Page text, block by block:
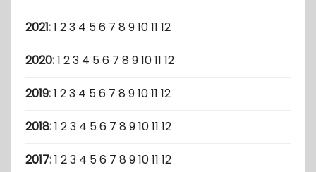
2021:1 23 4 56 7 8 91011 12
2020:1 23 4 56 7 8 91011 12
2019:1 23 4 56 7 8 91011 12
2018:1 23 4 56 7 8 91011 12
2017:1 23 4 56 7 8 91011 12